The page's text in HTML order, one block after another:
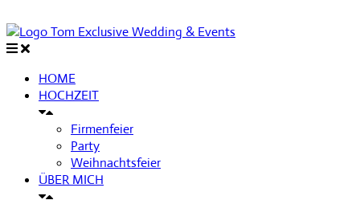
HOME
HOCHZEIT
Firmenfeier
Party
Weihnachtsfeier
ÜBER MICH